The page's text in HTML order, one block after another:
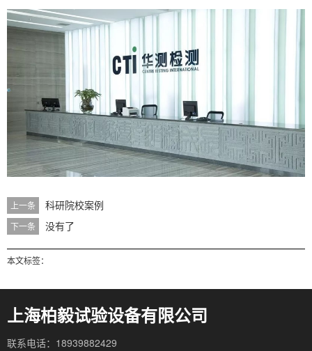
上一条 科研院校案例
下一条 没有了
本文标签：
上海柏毅试验设备有限公司
联系电话：18939882429